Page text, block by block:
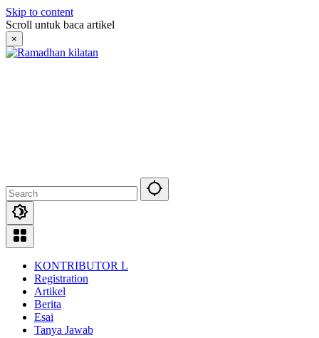
Skip to content
Scroll untuk baca artikel
×
KONTRIBUTOR L
Registration
Artikel
Berita
Esai
Tanya Jawab